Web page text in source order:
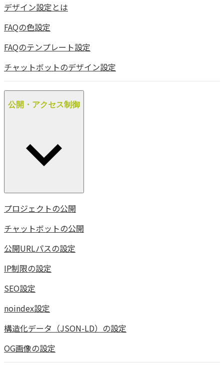
デザイン設定とは
FAQの色設定
FAQのテンプレート設定
チャットボットのデザイン設定
公開・アクセス制御
プロジェクトの公開
チャットボットの公開
公開URLパスの設定
IP制限の設定
SEO設定
noindex設定
構造化データ（JSON-LD）の設定
OG画像の設定